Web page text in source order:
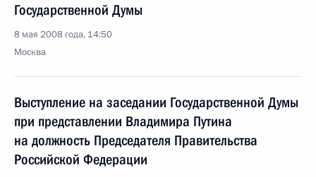
Государственной Думы
8 мая 2008 года, 14:50
Москва
Выступление на заседании Государственной Думы
при представлении Владимира Путина
на должность Председателя Правительства
Российской Федерации